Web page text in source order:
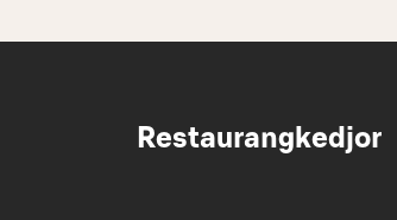
Restaurangkedjor